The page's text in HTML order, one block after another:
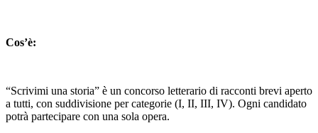
Cos’è:
“Scrivimi una storia” è un concorso letterario di racconti brevi aperto
a tutti, con suddivisione per categorie (I, II, III, IV). Ogni candidato
potrà partecipare con una sola opera.